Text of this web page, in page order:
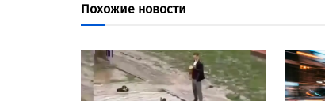
Похожие новости